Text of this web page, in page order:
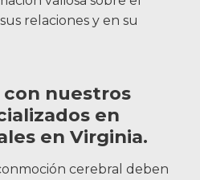
relaciones y en su
nuestros
en
en Virginia.
cerebral deben